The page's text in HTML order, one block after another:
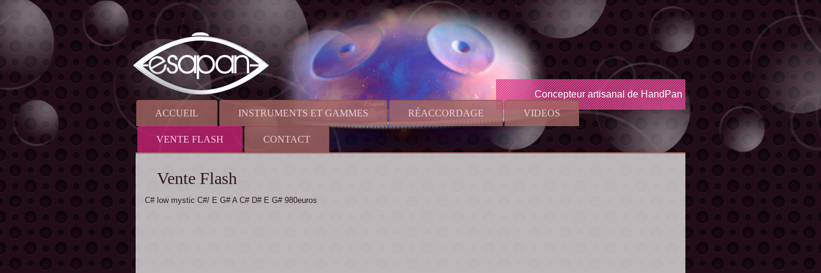
Concepteur artisanal de HandPan
ACCUEIL
INSTRUMENTS ET GAMMES RÉACCORDAGE VIDEOS
VENTE FLASH CONTACT
Vente Flash
C# low mystic C#/ E G# A C# D# E G# 980euros